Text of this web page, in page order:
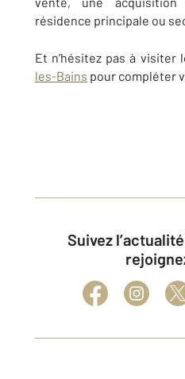
résidence principale ou
Et n’hésitez pas à visiter
les-Bains pour compléter
Suivez l’actualité immobilière et